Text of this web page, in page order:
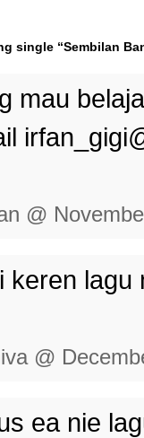
single “Sembilan
mau
@
keren
@
ea nie